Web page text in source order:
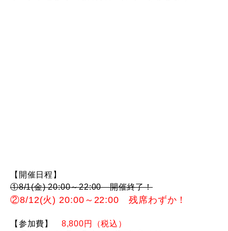
【開催日程】
①8/1(金) 20:00～22:00 開催終了！
②8/12(火) 20:00～ 22:00 残席わずか！
【参加費】
8,800円（税込）